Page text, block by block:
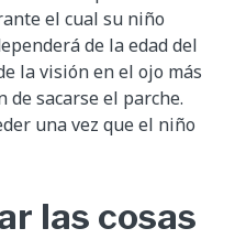
el cual su niño
de la edad del
la visión en el ojo más
sacarse el parche.
una vez que el niño
las cosas